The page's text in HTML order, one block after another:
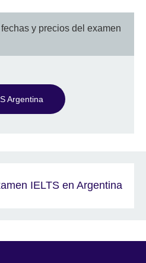
y precios del examen
Argentina
IELTS en Argentina